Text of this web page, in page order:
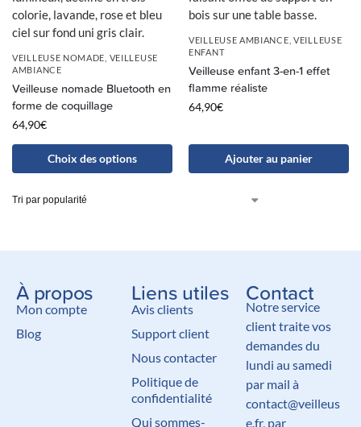
VEILLEUSE NOMADE VEILLEUSE
AMBIANCE
Veilleuse nomade Bluetooth en
forme de coquillage
64,90€
Choix des options
VEILLEUSE AMBIANCE ,VEILLEUSE
ENFANT
Veilleuse enfant 3-en-1 effet
flamme réaliste
64,90€
Ajouter au panier
À propos
Mon compte
Blog
Liens utiles
Avis clients
Support client
Nous contacter
Politique de
confidentialité
Qui sommes-
Contact
Notre service
client traite vos
demandes du
lundi au samedi
par mail à
contact@veilleus
e.fr, par